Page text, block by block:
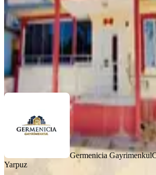
4.250.000 ₺
Germenicia GayrimenkulCelalettin Yarpuz
Ara
Germenicia Gayrimenkul
Yarpuz